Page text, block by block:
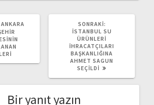
ÖNCEKI
YAZI:
ANKARA
SONRAKI:
YAZI:
İSTANBUL SU
ÜRÜNLERI
İHRACATÇILARI
BAŞKANLIĞINA
AHMET SAGUN
SEÇILDI
Bir yanıt yazın